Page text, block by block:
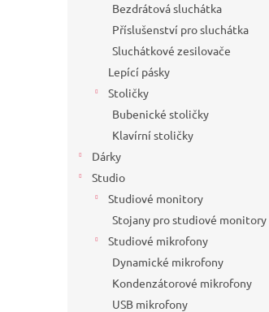
Bezdrátová sluchátka
Příslušenství pro sluchátka
Sluchátkové zesilovače
Lepící pásky
Stoličky
Bubenické stoličky
Klavírní stoličky
Dárky
Studio
Studiové monitory
Stojany pro studiové monitory
Studiové mikrofony
Dynamické mikrofony
Kondenzátorové mikrofony
USB mikrofony